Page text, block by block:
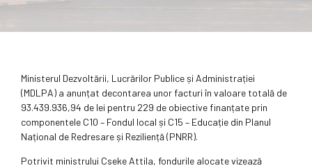
Ministerul Dezvoltării, Lucrărilor Publice și Administrației
(MDLPA) a anunțat decontarea unor facturi în valoare totală de
93.439.936,94 de lei pentru 229 de obiective finanțate prin
componentele C10 – Fondul local și C15 – Educație din Planul
Național de Redresare și Reziliență (PNRR).
Potrivit ministrului Cseke Attila, fondurile alocate vizează